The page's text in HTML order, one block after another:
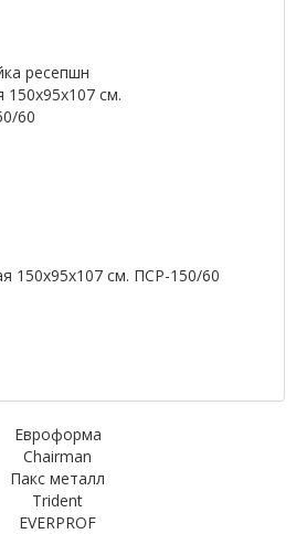
150х95х107 см. ПСР-150/60